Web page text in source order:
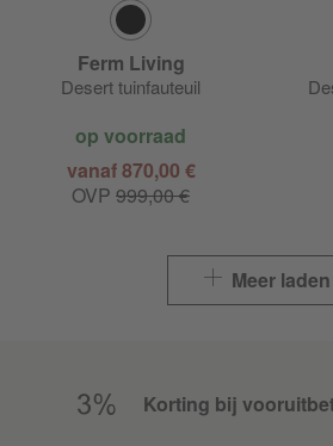
Ferm Living
Desert tuinfauteuil
op voorraad
vanaf 870,00 €
OVP 999,00 €
Meer laden
Korting bij